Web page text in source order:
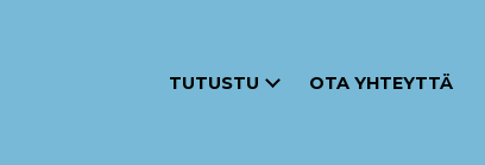
TUTUSTU OTA YHTEYTTÄ